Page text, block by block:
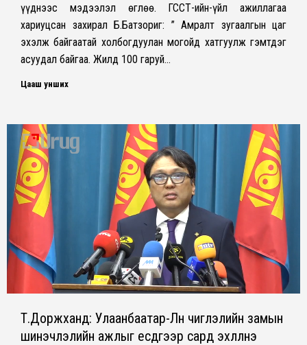
үүднээс мэдээлэл өглөө. ГССҮТ-ийн-үйл ажиллагаа
хариуцсан захирал Б.Батзориг: ” Амралт зугаалгын цаг
эхэлж байгаатай холбогдуулан могойд хатгуулж гэмтдэг
асуудал байгаа. Жилд 100 гаруй…
Цааш унших
Т.Доржханд: Улаанбаатар-Лүн чиглэлийн замын
шинэчлэлийн ажлыг есдүгээр сард эхлүүлнэ